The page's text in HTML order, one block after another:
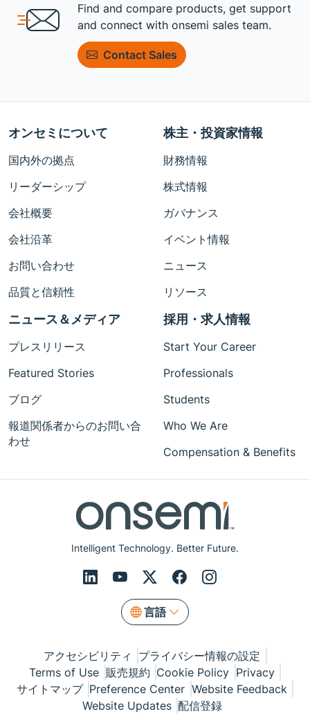
Find and compare products, get support
and connect with onsemi sales team.
Contact Sales
Intelligent Technology. Better Future.
言語
オンセミについて
国内外の拠点
リーダーシップ
会社概要
会社沿革
お問い合わせ
品質と信頼性
株主・投資家情報
財務情報
株式情報
ガバナンス
イベント情報
ニュース
リソース
ニュース＆メディア
プレスリリース
Featured Stories
ブログ
報道関係者からのお問い合
わせ
採用・求人情報
Start Your Career
Professionals
Students
Who We Are
Compensation & Benefits
アクセシビリティ
プライバシー情報の設定
Terms of Use 販売規約 Cookie Policy Privacy
サイトマップ Preference Center Website Feedback
Website Updates 配信登録